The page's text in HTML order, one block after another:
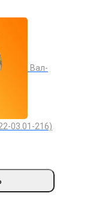
Вал-
03.01-216)